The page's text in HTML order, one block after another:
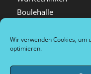
Wir verwenden Cookies, um
optimieren.
Boulehalle
Videos
Festival Bildergalerien
Spielorte in